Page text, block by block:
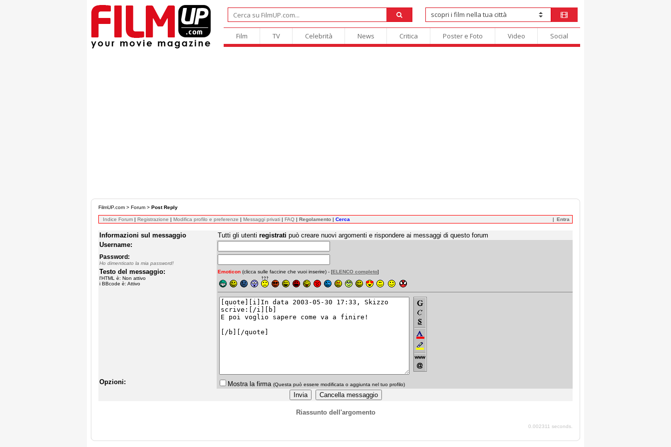
Film TV Celebrità News Critica Poster e Foto Video Social
FilmUP.com > Forum > Post Reply
Indice Forum | Registrazione | Modifica profilo e preferenze | Messaggi privati | FAQ | Regolamento | Cerca Entra
Informazioni sul messaggio Tutti gli utenti registrati può creare nuovi argomenti e rispondere ai messaggi di questo forum
Username:
Password:
Ho dimenticato la mia password!
Testo del messaggio:
l'HTML è: Non attivo
i BBcode è: Attivo
Emoticon (clicca sulle faccine che vuoi inserire) - [ELENCO completo]
Opzioni: Mostra la firma (Questa può essere modificata o aggiunta nel tuo profilo)
Riassunto dell'argomento
0.002311 seconds.